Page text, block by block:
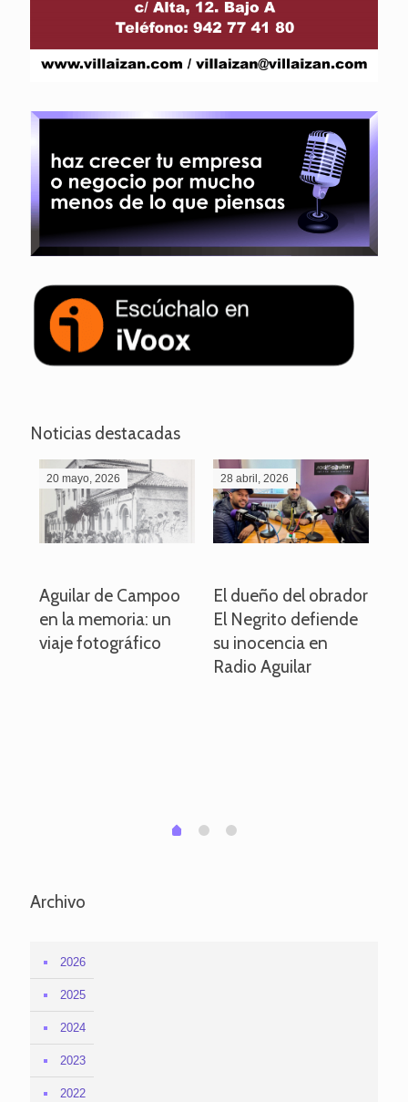
Noticias destacadas
20 mayo, 2026
Aguilar de Campoo
en la memoria: un
viaje fotográfico
28 abril, 2026
El dueño del obrador
El Negrito defiende
su inocencia en
Radio Aguilar
0 1 2
Archivo
2026
2025
2024
2023
2022